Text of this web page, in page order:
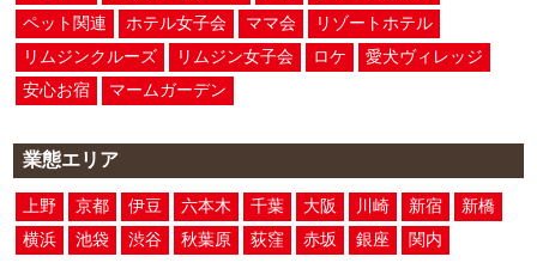
ペット関連
ホテル女子会 ママ会
リゾートホテル
リムジンクルーズ
リムジン女子会 ロケ
愛犬ヴィレッジ
安心お宿
マームガーデン
業態エリア
上野 京都 伊豆 六本木 千葉 大阪 川崎 新宿
新橋
横浜
池袋 渋谷 秋葉原 荻窪 赤坂 銀座 関内